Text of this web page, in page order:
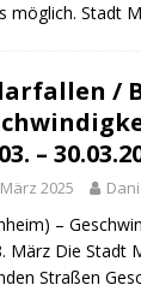
spendet
Blitzer /
möglich. Stadt
/
–
2025
–
März Die Stadt
Straßen